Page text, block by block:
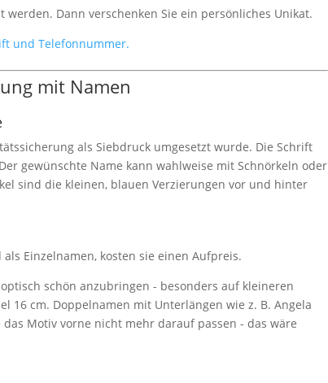
Dann verschenken Sie ein persönliches Unikat.
und Telefonnummer.
mit Namen
als Siebdruck umgesetzt wurde. Die Schrift
gewünschte Name kann wahlweise mit Schnörkeln oder
sind die kleinen, blauen Verzierungen vor und hinter
Einzelnamen, kosten sie einen Aufpreis.
schön anzubringen - besonders auf kleineren
16 cm. Doppelnamen mit Unterlängen wie z. B. Angela
Motiv vorne nicht mehr darauf passen - das wäre